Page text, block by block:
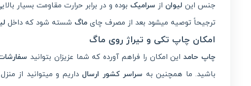
جنس این لیوان از سرامیک بوده و در برابر حرارت مقاومت بسیار
ترجیحاً توصیه میشود بعد از مصرف چای ماگ شسته شود که داخل
امکان چاپ تکی و تیراژ روی ماگ
چاپ حامداین امکان را فراهم آورده که شما عزیزان بتوانید
باشید. ما همچنین به سراسر کشور ارسال داریم و میتوانید از